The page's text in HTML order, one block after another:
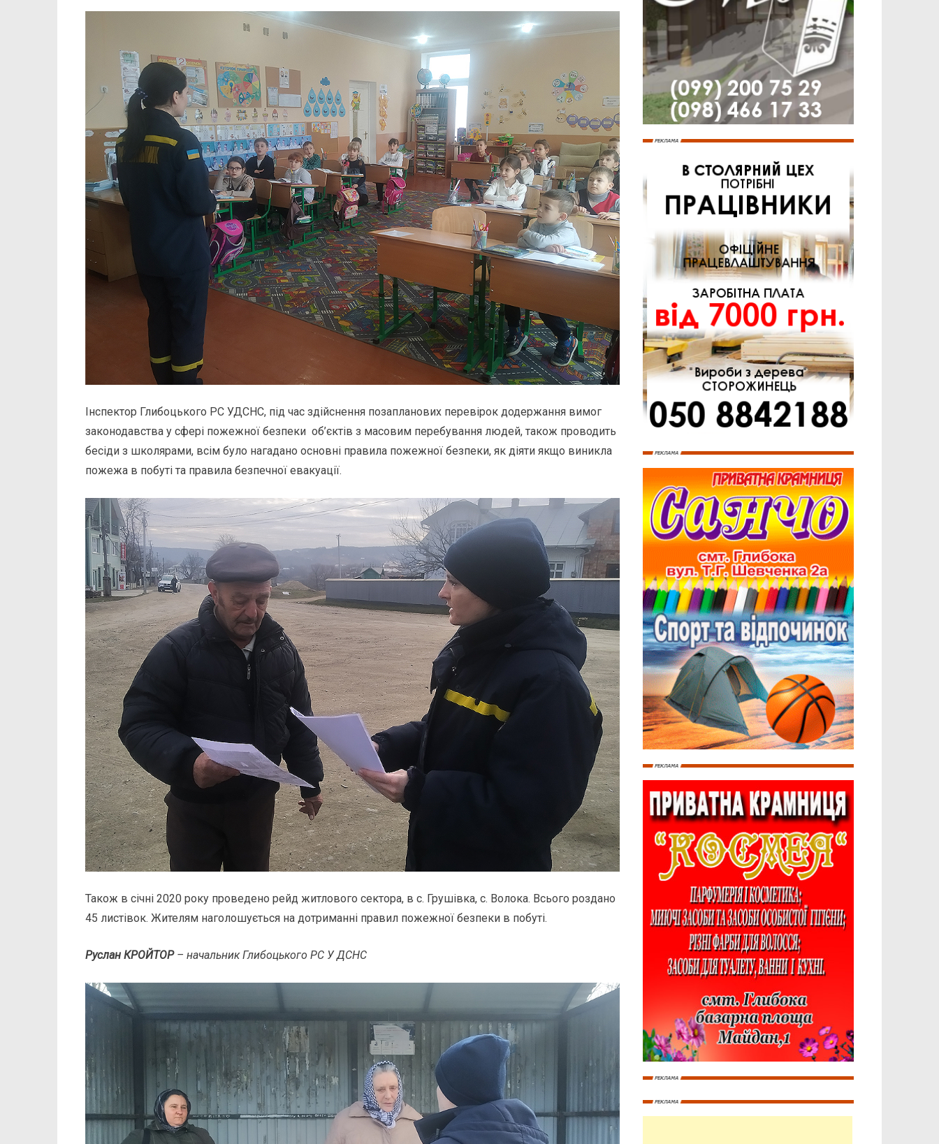
Інспектор Глибоцького РС УДСНС, під час здійснення позапланових перевірок додержання вимог
законодавства у сфері пожежної безпеки об’єктів з масовим перебування людей, також проводить
бесіди з школярами, всім було нагадано основні правила пожежної безпеки, як діяти якщо виникла
пожежа в побуті та правила безпечної евакуації.
Також в січні 2020 року проведено рейд житлового сектора, в с. Грушівка, с. Волока. Всього роздано
45 листівок. Жителям наголошується на дотриманні правил пожежної безпеки в побуті.
Руслан КРОЙТОР– начальник Глибоцького РС У ДСНС